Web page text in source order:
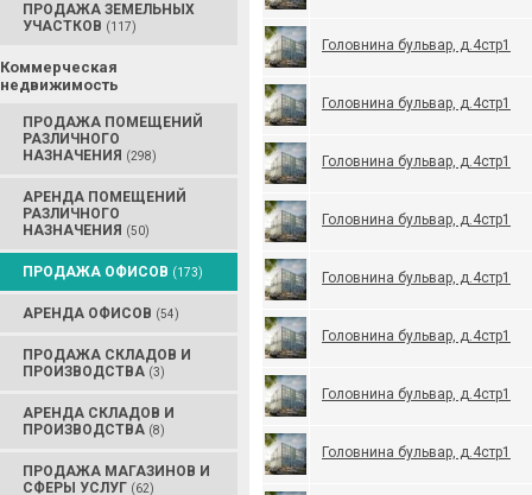
ПРОДАЖА ЗЕМЕЛЬНЫХ
УЧАСТКОВ (117)
Коммерческая
недвижимость
ПРОДАЖА ПОМЕЩЕНИЙ
РАЗЛИЧНОГО
НАЗНАЧЕНИЯ (298)
АРЕНДА ПОМЕЩЕНИЙ
РАЗЛИЧНОГО
НАЗНАЧЕНИЯ (50)
ПРОДАЖА ОФИСОВ (173)
АРЕНДА ОФИСОВ (54)
ПРОДАЖА СКЛАДОВ И
ПРОИЗВОДСТВА (3)
АРЕНДА СКЛАДОВ И
ПРОИЗВОДСТВА (8)
ПРОДАЖА МАГАЗИНОВ И
СФЕРЫ УСЛУГ (62)
Головнина бульвар, д.4стр1
Головнина бульвар, д.4стр1
Головнина бульвар, д.4стр1
Головнина бульвар, д.4стр1
Головнина бульвар, д.4стр1
Головнина бульвар, д.4стр1
Головнина бульвар, д.4стр1
Головнина бульвар, д.4стр1